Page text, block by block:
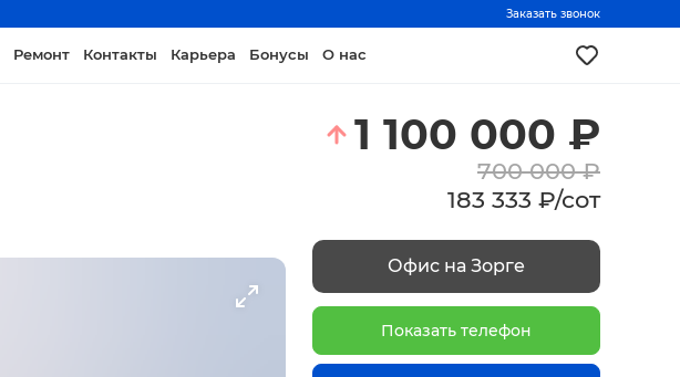
Заказать звонок
Ремонт Контакты Карьера Бонусы О нас
1 100 000 ₽
700 000 ₽
183 333 ₽/сот
Офис на Зорге
Показать телефон